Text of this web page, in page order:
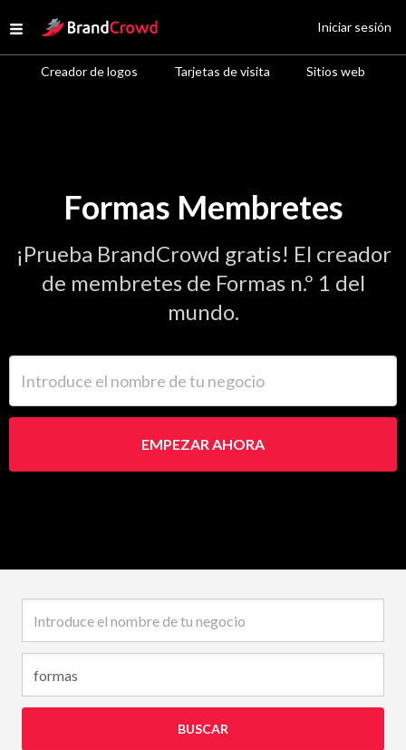
Open menu
Site Logo
Creador de logos Tarjetas de visita Sitios web
Iniciar sesión
Formas Membretes
¡Prueba BrandCrowd gratis! El creador
de membretes de Formas n.º 1 del
mundo.
EMPEZAR AHORA
BUSCAR